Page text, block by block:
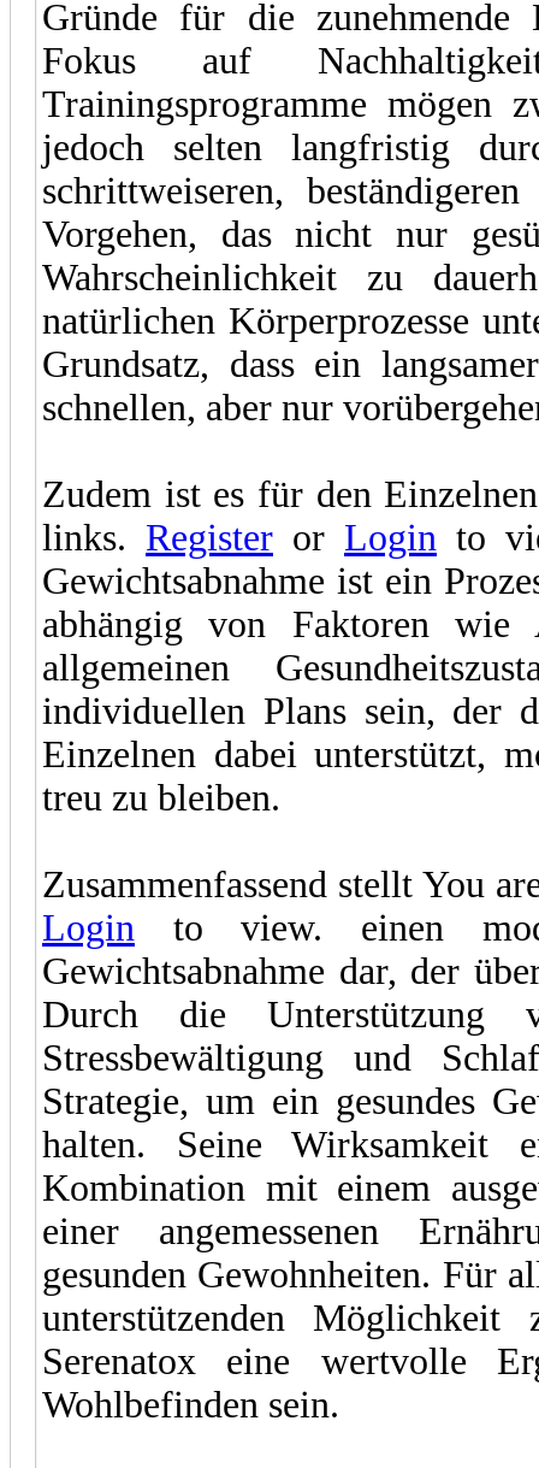
Gründe für die zunehmende
Fokus auf
Trainingsprogramme mögen
jedoch selten langfristig
schrittweiseren,
Vorgehen, das nicht nur
Wahrscheinlichkeit zu
natürlichen Körperprozesse
Grundsatz, dass ein
schnellen, aber nur
Zudem ist es für den
links. Register or Login to
Gewichtsabnahme ist ein
abhängig von Faktoren wie
allgemeinen
individuellen Plans sein, der
Einzelnen dabei unterstützt,
treu zu bleiben.
Zusammenfassend stellt You
Login to view. einen
Gewichtsabnahme dar, der
Durch die Unterstützung
Stressbewältigung und
Strategie, um ein gesundes
halten. Seine Wirksamkeit
Kombination mit einem
einer angemessenen
gesunden Gewohnheiten. Für
unterstützenden
Serenatox eine wertvolle
Wohlbefinden sein.